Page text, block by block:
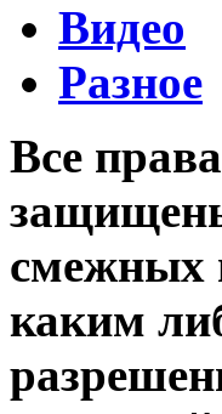
Видео
Разное
Все
смежных
каким